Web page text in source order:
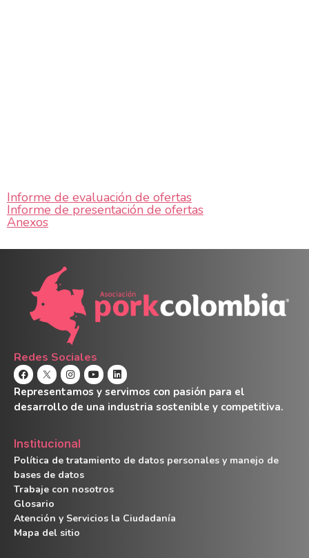
Informe de evaluación de ofertas
Informe de presentación de ofertas
Anexos
Redes Sociales
Representamos y servimos con pasión para el
desarrollo de una industria sostenible y competitiva.
Institucional
Política de tratamiento de datos personales y manejo de
bases de datos
Trabaje con nosotros
Glosario
Atención y Servicios la Ciudadanía
Mapa del sitio